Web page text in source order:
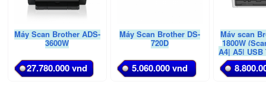
Máy Scan Brother ADS-
3600W
27.780.000 vnd
Máy Scan Brother DS-
720D
5.060.000 vnd
Máy scan
1800W
A4| A5| USB
GEN